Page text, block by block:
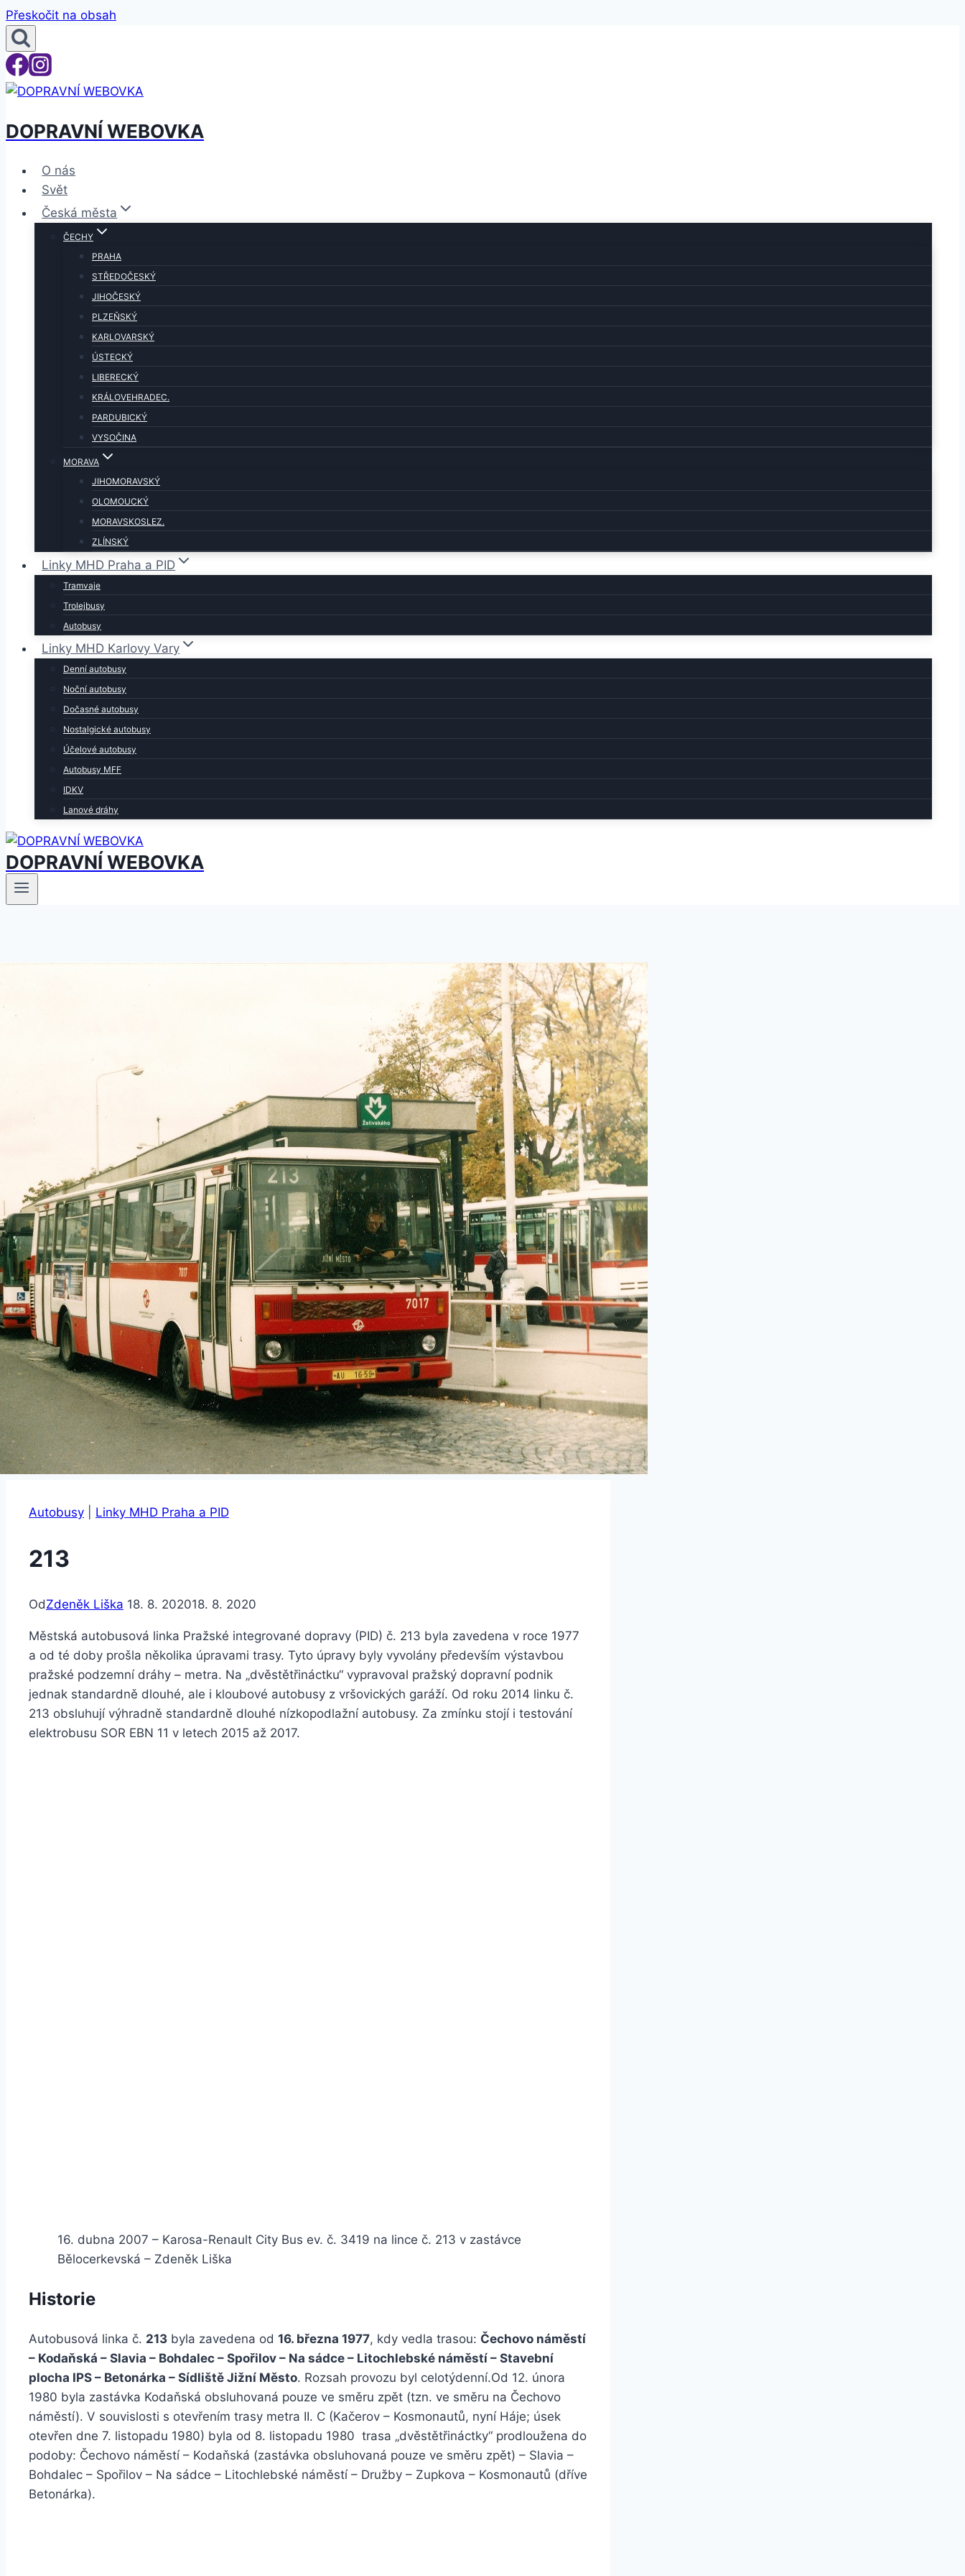
Přeskočit na obsah
DOPRAVNÍ WEBOVKA
O nás
Svět
Česká města
ČECHY
PRAHA
STŘEDOČESKÝ
JIHOČESKÝ
PLZEŇSKÝ
KARLOVARSKÝ
ÚSTECKÝ
LIBERECKÝ
KRÁLOVEHRADEC.
PARDUBICKÝ
VYSOČINA
MORAVA
JIHOMORAVSKÝ
OLOMOUCKÝ
MORAVSKOSLEZ.
ZLÍNSKÝ
Linky MHD Praha a PID
Tramvaje
Trolejbusy
Autobusy
Linky MHD Karlovy Vary
Denní autobusy
Noční autobusy
Dočasné autobusy
Nostalgické autobusy
Účelové autobusy
Autobusy MFF
IDKV
Lanové dráhy
DOPRAVNÍ WEBOVKA
Autobusy Linky MHD Praha a PID
213
OdZdeněk Liška 18. 8. 202018. 8. 2020
Městská autobusová linka Pražské integrované dopravy (PID) č. 213 byla zavedena v roce 1977
a od té doby prošla několika úpravami trasy. Tyto úpravy byly vyvolány především výstavbou
pražské podzemní dráhy – metra. Na „dvěstětřináctku“ vypravoval pražský dopravní podnik
jednak standardně dlouhé, ale i kloubové autobusy z vršovických garáží. Od roku 2014 linku č.
213 obsluhují výhradně standardně dlouhé nízkopodlažní autobusy. Za zmínku stojí i testování
elektrobusu SOR EBN 11 v letech 2015 až 2017.
16. dubna 2007 – Karosa-Renault City Bus ev. č. 3419 na lince č. 213 v zastávce
Bělocerkevská – Zdeněk Liška
Historie
Autobusová linka č. 213 byla zavedena od 16. března 1977, kdy vedla trasou: Čechovo náměstí
– Kodaňská – Slavia – Bohdalec – Spořilov – Na sádce – Litochlebské náměstí – Stavební
plocha IPS – Betonárka – Sídliště Jižní Město. Rozsah provozu byl celotýdenní.Od 12. února
1980 byla zastávka Kodaňská obsluhovaná pouze ve směru zpět (tzn. ve směru na Čechovo
náměstí). V souvislosti s otevřením trasy metra II. C (Kačerov – Kosmonautů, nyní Háje; úsek
otevřen dne 7. listopadu 1980) byla od 8. listopadu 1980 trasa „dvěstětřináctky“ prodloužena do
podoby: Čechovo náměstí – Kodaňská (zastávka obsluhovaná pouze ve směru zpět) – Slavia –
Bohdalec – Spořilov – Na sádce – Litochlebské náměstí – Družby – Zupkova – Kosmonautů (dříve
Betonárka).